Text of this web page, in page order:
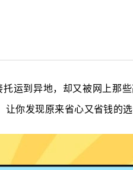
运到异地，却又被网上那
你发现原来省心又省钱的选